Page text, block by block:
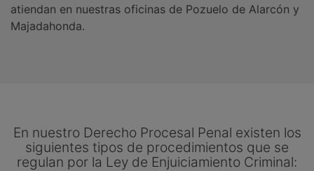
atiendan en nuestras oficinas de Pozuelo de Alarcón y
Majadahonda.
En nuestro Derecho Procesal Penal existen los
siguientes tipos de procedimientos que se
regulan por la Ley de Enjuiciamiento Criminal: